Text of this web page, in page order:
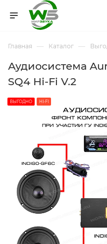
Главная — Каталог —
Аудиосистема
SQ4 Hi-Fi V.2
ВЫГОДНО HI-FI